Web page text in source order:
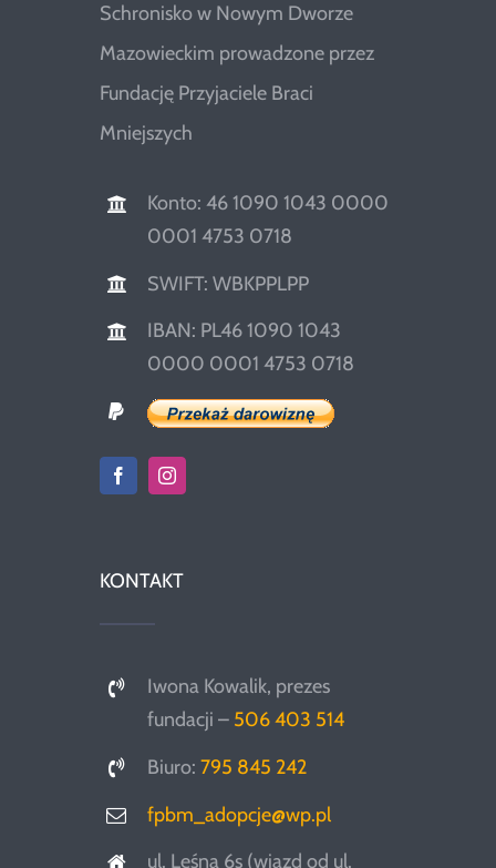
Schronisko w Nowym Dworze
Mazowieckim prowadzone przez
Fundację Przyjaciele Braci
Mniejszych
Konto: 46 1090 1043 0000
0001 4753 0718
SWIFT: WBKPPLPP
IBAN: PL46 1090 1043
0000 0001 4753 0718
KONTAKT
Iwona Kowalik, prezes
fundacji – 506 403 514
Biuro:795 845 242
fpbm_adopcje@wp.pl
ul. Leśna 6s (wjazd od ul.